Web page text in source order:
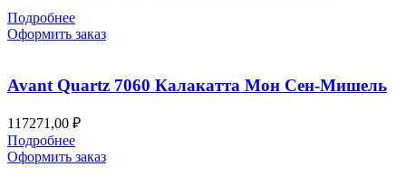
Подробнее
Оформить заказ
Avant Quartz 7060 Калакатта Мон Сен-Мишель
117271,00 ₽
Подробнее
Оформить заказ